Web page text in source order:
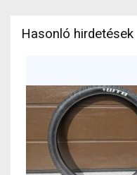
Hasonló hirdetések